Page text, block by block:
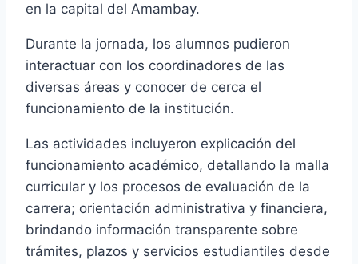
en la capital del Amambay.
Durante la jornada, los alumnos pudieron
interactuar con los coordinadores de las
diversas áreas y conocer de cerca el
funcionamiento de la institución.
Las actividades incluyeron explicación del
funcionamiento académico, detallando la malla
curricular y los procesos de evaluación de la
carrera; orientación administrativa y financiera,
brindando información transparente sobre
trámites, plazos y servicios estudiantiles desde